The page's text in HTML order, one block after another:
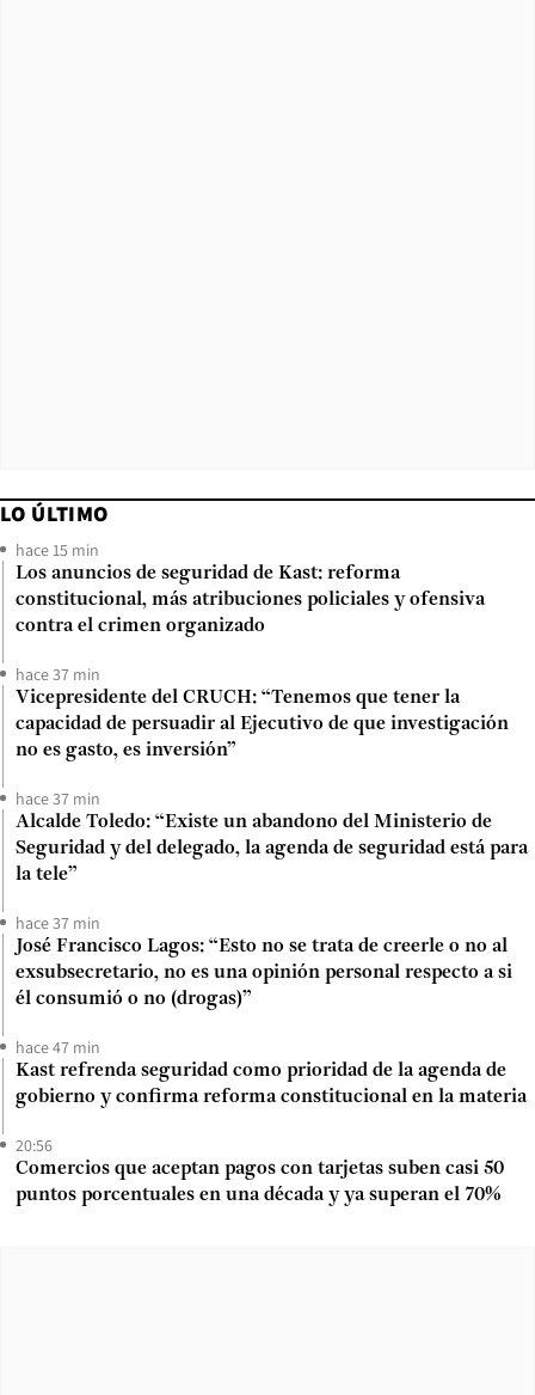
LO ÚLTIMO
hace 15 min
Los anuncios de seguridad de Kast: reforma
constitucional, más atribuciones policiales y ofensiva
contra el crimen organizado
hace 37 min
Vicepresidente del CRUCH: “Tenemos que tener la
capacidad de persuadir al Ejecutivo de que investigación
no es gasto, es inversión”
hace 37 min
Alcalde Toledo: “Existe un abandono del Ministerio de
Seguridad y del delegado, la agenda de seguridad está para
la tele”
hace 37 min
José Francisco Lagos: “Esto no se trata de creerle o no al
exsubsecretario, no es una opinión personal respecto a si
él consumió o no (drogas)”
hace 47 min
Kast refrenda seguridad como prioridad de la agenda de
gobierno y confirma reforma constitucional en la materia
20:56
Comercios que aceptan pagos con tarjetas suben casi 50
puntos porcentuales en una década y ya superan el 70%